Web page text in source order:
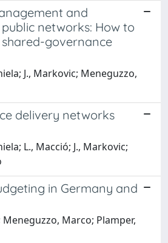
and
networks: How to
shared-governance
J., Markovic; Meneguzzo,
delivery networks
L., Macció; J., Markovic;
in Germany and
Meneguzzo, Marco; Plamper,